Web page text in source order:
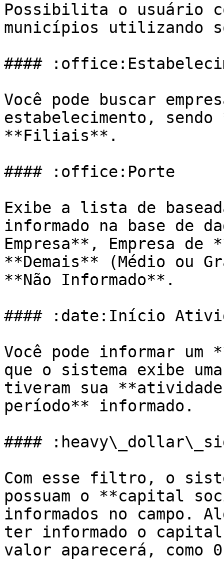
Possibilita o usuário
municípios utilizando
####
Você pode buscar
estabelecimento,
**Filiais**.
#### :office:Porte
Exibe a lista de
informado na base de
Empresa**, Empresa de
**Demais** (Médio ou
**Não Informado**.
#### :date:Início
Você pode informar
que o sistema exibe
tiveram sua
período** informado.
####
Com esse filtro, o
possuam o **capital
informados no campo.
ter informado o
valor aparecerá, como